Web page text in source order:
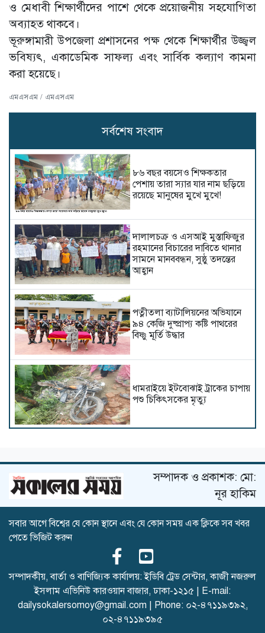
ও মেধাবী শিক্ষার্থীদের পাশে থেকে প্রয়োজনীয় সহযোগিতা
অব্যাহত থাকবে।
ভূরুঙ্গামারী উপজেলা প্রশাসনের পক্ষ থেকে শিক্ষার্থীর উজ্জ্বল
ভবিষ্যৎ, একাডেমিক সাফল্য এবং সার্বিক কল্যাণ কামনা
করা হয়েছে।
এমএসএম / এমএসএম
সর্বশেষ সংবাদ
৮৬ বছর বয়সেও শিক্ষকতার
পেশায় তারা স্যার যার নাম ছড়িয়ে
রয়েছে মানুষের মুখে মুখে!
দালালচক্র ও এসআই মুস্তাফিজুর
রহমানের বিচারের দাবিতে থানার
সামনে মানববন্ধন, সুষ্ঠু তদন্তের
আহ্বান
পত্নীতলা ব্যাটালিয়নের অভিযানে
৯৪ কেজি দুষ্প্রাপ্য কষ্টি পাথরের
বিষ্ণু মূর্তি উদ্ধার
ধামরাইয়ে ইটবোঝাই ট্রাকের চাপায়
পশু চিকিৎসকের মৃত্যু
বসতঘর ক্ষতিগ্রস্ত, দুর্ভোগে
মনপুরার মানুষ
শৈলকুপায় অবৈধ স্থাপনায় সড়ক ও
চাঁদপুরে বাড়ির কেয়ারটেকারের
বিরুদ্ধে শিশু ধর্ষণের অভিযোগ
সম্পাদক ও প্রকাশক: মো:
নূর হাকিম
সবার আগে বিশ্বের যে কোন স্থানে এবং যে কোন সময় এক ক্লিকে সব খবর
পেতে ভিজিট করুন
সম্পাদকীয়, বার্তা ও বাণিজ্যিক কার্যালয়: ইডিবি ট্রেড সেন্টার, কাজী নজরুল
ইসলাম এভিনিউ কারওয়ান বাজার, ঢাকা-১২১৫ | E-mail:
dailysokalersomoy@gmail.com | Phone: ০২-৪৭১১৯৩৯২,
০২-৪৭১১৯৩৯৫